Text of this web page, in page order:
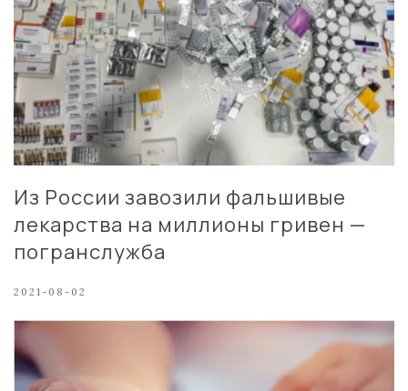
Из России завозили фальшивые
лекарства на миллионы гривен —
погранслужба
2021-08-02